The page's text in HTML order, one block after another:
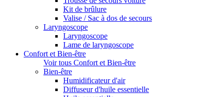
Kit de brûlure
Valise / Sac à dos de secours
Laryngoscope
Laryngoscope
Lame de laryngoscope
Confort et Bien-être
Voir tous Confort et Bien-être
Bien-être
Humidificateur d'air
Diffuseur d'huile essentielle